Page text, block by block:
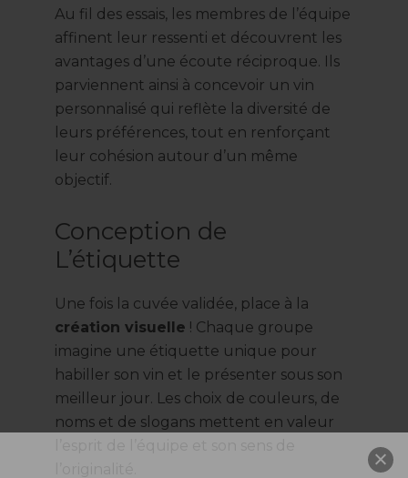
Au fil des essais, les membres de l’équipe
affinent leur ressenti et découvrent les
avantages d’une écoute réciproque. Ils
parviennent ainsi à concevoir un vin
personnalisé qui reflète la diversité de
leurs préférences, tout en renforçant
leur cohésion autour d’un même
objectif.
Conception de
L’étiquette
Une fois la cuvée validée, place à la
création visuelle ! Chaque groupe
imagine une étiquette unique pour
habiller son vin et le présenter sous son
meilleur jour. Les choix de couleurs, de
noms et de slogans mettent en valeur